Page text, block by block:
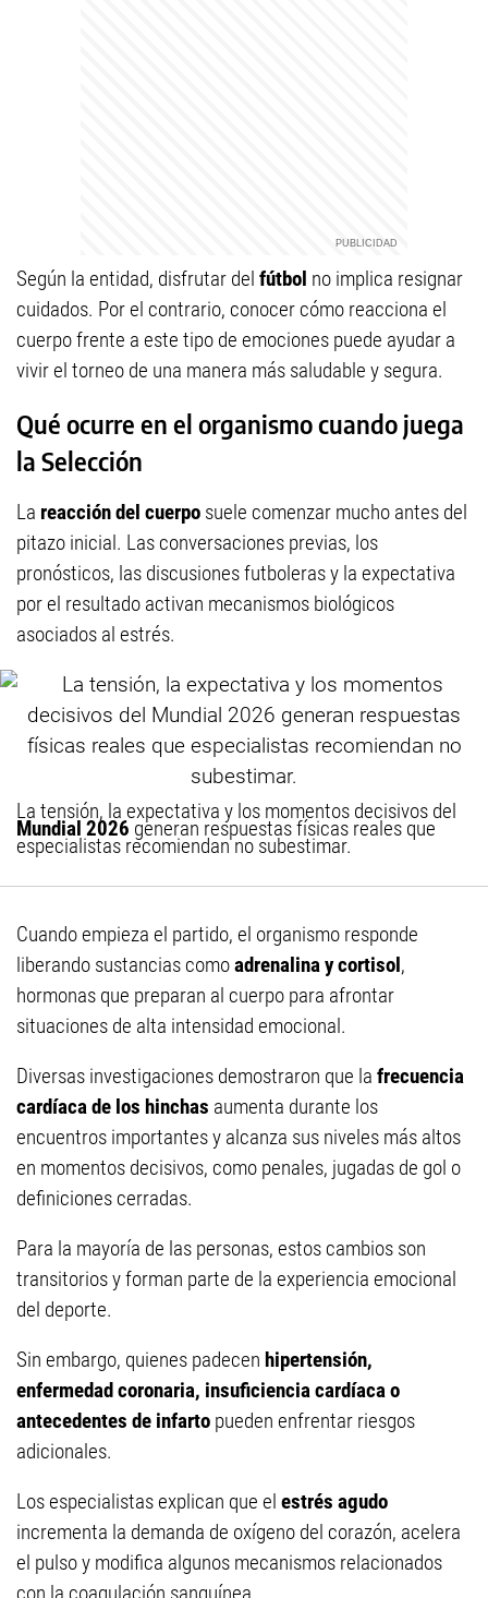
Según la entidad, disfrutar del fútbol no implica resignar
cuidados. Por el contrario, conocer cómo reacciona el
cuerpo frente a este tipo de emociones puede ayudar a
vivir el torneo de una manera más saludable y segura.
Qué ocurre en el organismo cuando juega
la Selección
La reacción del cuerpo suele comenzar mucho antes del
pitazo inicial. Las conversaciones previas, los
pronósticos, las discusiones futboleras y la expectativa
por el resultado activan mecanismos biológicos
asociados al estrés.
La tensión, la expectativa y los momentos decisivos del
Mundial 2026 generan respuestas físicas reales que
especialistas recomiendan no subestimar.
Cuando empieza el partido, el organismo responde
liberando sustancias comoadrenalina y cortisol,
hormonas que preparan al cuerpo para afrontar
situaciones de alta intensidad emocional.
Diversas investigaciones demostraron que la frecuencia
cardíaca de los hinchas aumenta durante los
encuentros importantes y alcanza sus niveles más altos
en momentos decisivos, como penales, jugadas de gol o
definiciones cerradas.
Para la mayoría de las personas, estos cambios son
transitorios y forman parte de la experiencia emocional
del deporte.
Sin embargo, quienes padecen hipertensión,
enfermedad coronaria, insuficiencia cardíaca o
antecedentes de infarto pueden enfrentar riesgos
adicionales.
Los especialistas explican que el estrés agudo
incrementa la demanda de oxígeno del corazón, acelera
el pulso y modifica algunos mecanismos relacionados